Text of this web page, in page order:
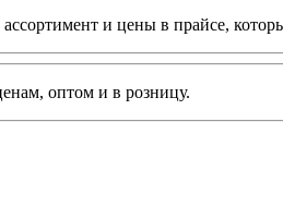
и цены в прайсе,
оптом и в розницу.